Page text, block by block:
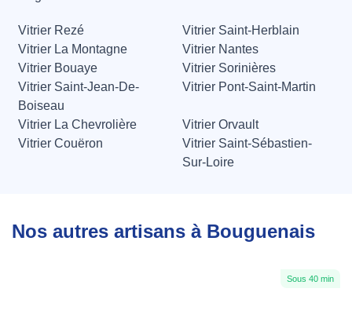
Vitrier Rezé
Vitrier Saint-Herblain
Vitrier La Montagne
Vitrier Nantes
Vitrier Bouaye
Vitrier Sorinières
Vitrier Saint-Jean-De-
Boiseau
Vitrier Pont-Saint-Martin
Vitrier La Chevrolière
Vitrier Orvault
Vitrier Couëron
Vitrier Saint-Sébastien-
Sur-Loire
Nos autres artisans à Bouguenais
Sous 40 min